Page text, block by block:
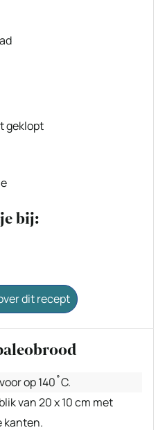
geklopt
bij:
dit recept
op 140˚C.
van 20 x 10 cm met
kanten.